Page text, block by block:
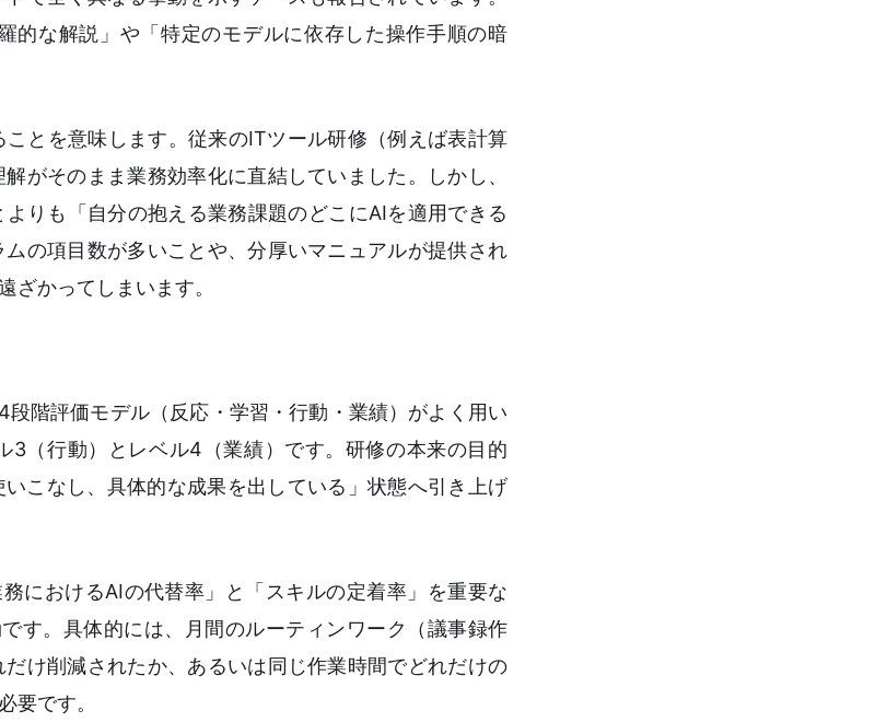
的な解説」や「特定のモデルに依存した操作手順の暗
とを意味します。従来のITツール研修（例えば表計算
がそのまま業務効率化に直結していました。しかし、
りも「自分の抱える業務課題のどこにAIを適用できる
の項目数が多いことや、分厚いマニュアルが提供され
ざかってしまいます。
階評価モデル（反応・学習・行動・業績）がよく用い
3（行動）とレベル4（業績）です。研修の本来の目的
こなし、具体的な成果を出している」状態へ引き上げ
におけるAIの代替率」と「スキルの定着率」を重要な
す。具体的には、月間のルーティンワーク（議事録作
け削減されたか、あるいは同じ作業時間でどれだけの
要です。